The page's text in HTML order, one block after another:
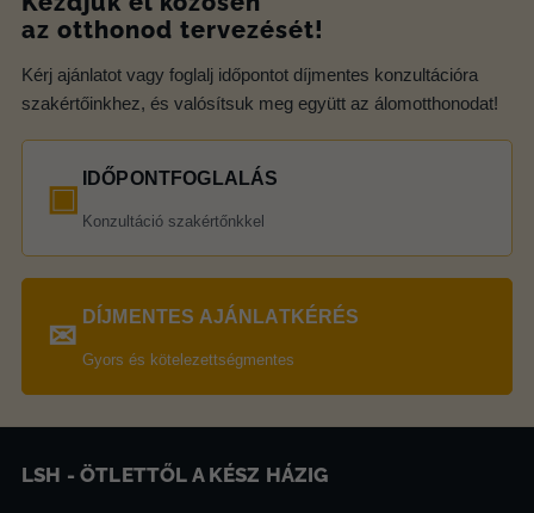
az otthonod tervezését!
Kérj ajánlatot vagy foglalj időpontot díjmentes konzultációra
szakértőinkhez, és valósítsuk meg együtt az álomotthonodat!
▣ IDŐPONTFOGLALÁS
Konzultáció szakértőnkkel
✉ DÍJMENTES AJÁNLATKÉRÉS
Gyors és kötelezettségmentes
LSH - ÖTLETTŐL A KÉSZ HÁZIG